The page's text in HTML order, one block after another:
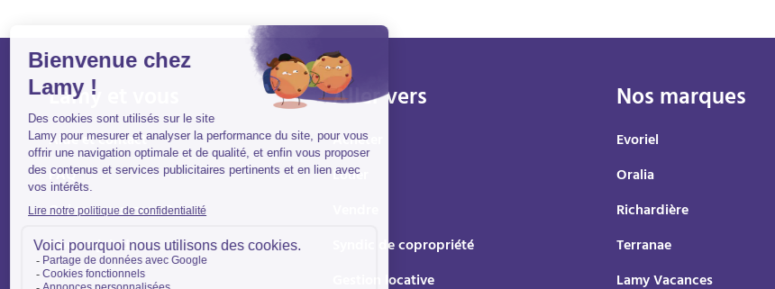
Lamy et vous
Aide et contact
FAQ
Qui sommes-nous ?
Nous rejoindre
Aller vers
Acheter
Louer
Syndic de copropriété
Gestion locative
Nos marques
Evoriel
Oralia
Richardière
Terranae
Lamy Vacances